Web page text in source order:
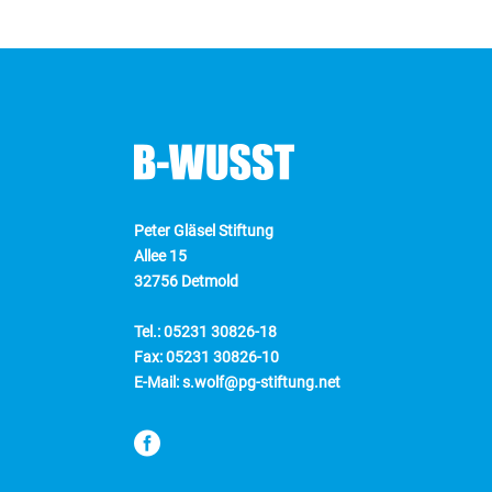
Peter Gläsel Stiftung
Allee 15
32756 Detmold
Tel.: 05231 30826-18
Fax: 05231 30826-10
E-Mail: s.wolf@pg-stiftung.net